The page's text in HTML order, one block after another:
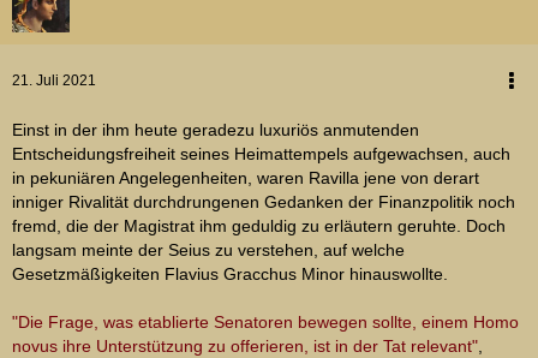
21. Juli 2021
Einst in der ihm heute geradezu luxuriös anmutenden
Entscheidungsfreiheit seines Heimattempels aufgewachsen, auch
in pekuniären Angelegenheiten, waren Ravilla jene von derart
inniger Rivalität durchdrungenen Gedanken der Finanzpolitik noch
fremd, die der Magistrat ihm geduldig zu erläutern geruhte. Doch
langsam meinte der Seius zu verstehen, auf welche
Gesetzmäßigkeiten Flavius Gracchus Minor hinauswollte.
"Die Frage, was etablierte Senatoren bewegen sollte, einem Homo
novus ihre Unterstützung zu offerieren, ist in der Tat relevant"